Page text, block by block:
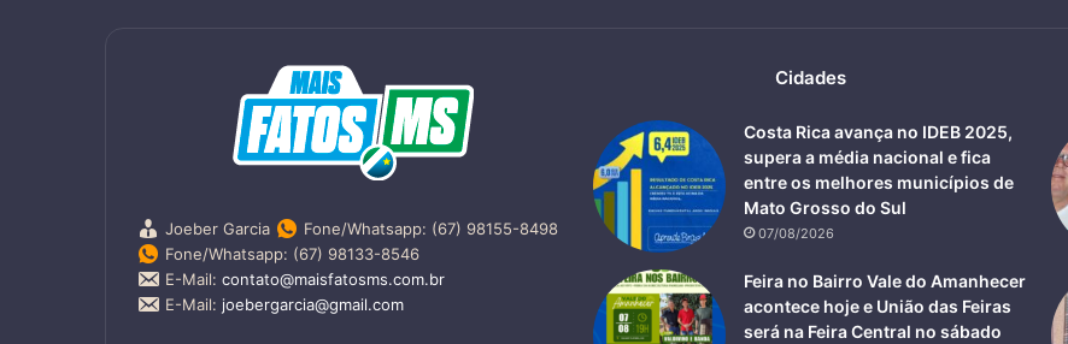
Joeber Garcia
Fone/Whatsapp: (67) 98155-8498
Fone/Whatsapp: (67) 98133-8546
E-Mail: contato@maisfatosms.com.br
E-Mail: joebergarcia@gmail.com
Cidades
Costa Rica avança no IDEB 2025,
supera a média nacional e fica
entre os melhores municípios de
Mato Grosso do Sul
07/08/2026
Feira no Bairro Vale do Amanhecer
acontece hoje e União das Feiras
será na Feira Central no sábado